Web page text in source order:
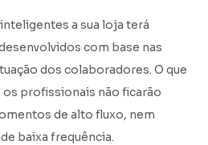
a sua loja terá
com base nas
dos colaboradores. O que
profissionais não ficarão
de alto fluxo, nem
baixa frequência.